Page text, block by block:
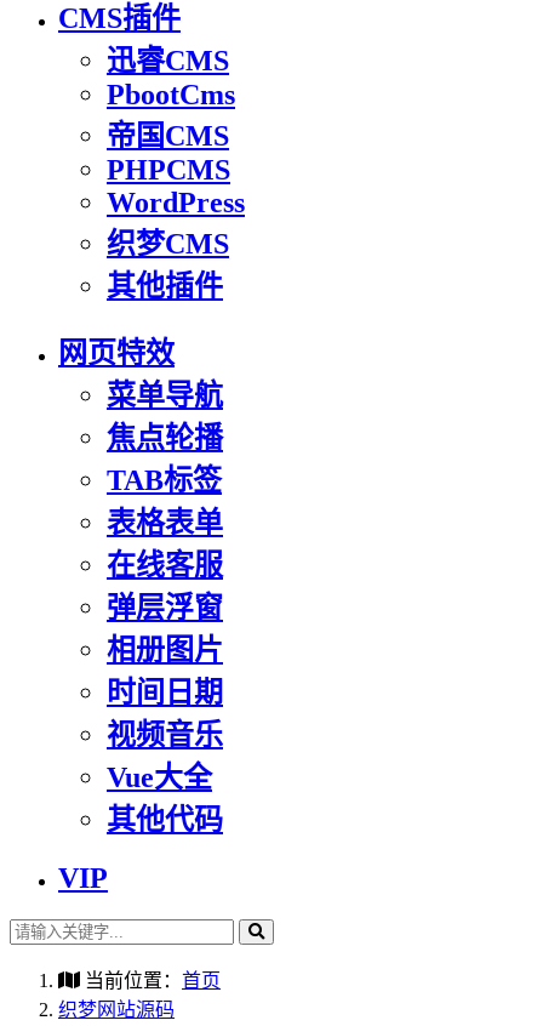
CMS插件
迅睿CMS
PbootCms
帝国CMS
PHPCMS
WordPress
织梦CMS
其他插件
网页特效
菜单导航
焦点轮播
TAB标签
表格表单
在线客服
弹层浮窗
相册图片
时间日期
视频音乐
Vue大全
其他代码
VIP
当前位置： 首页
织梦网站源码